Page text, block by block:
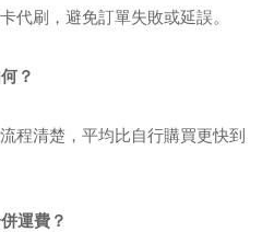
代刷，避免訂單失敗或延誤。
？
程清楚，平均比自行購買更快到
運費？